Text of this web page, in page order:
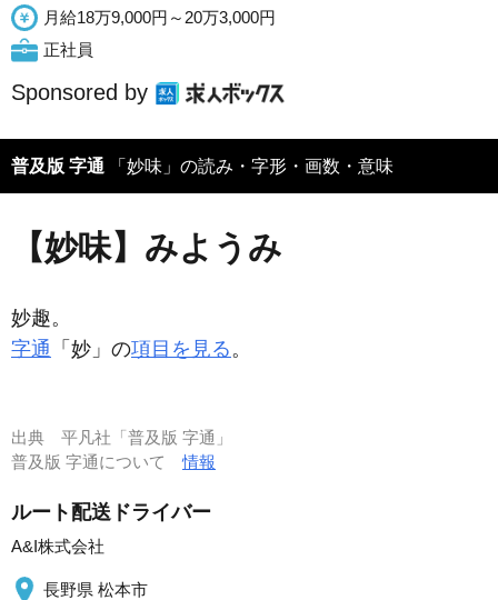
月給18万9,000円～20万3,000円
正社員
Sponsored by
普及版 字通 「妙味」の読み・字形・画数・意味
【妙味】みようみ
妙趣。
字通 「妙」の項目を見る。
出典 平凡社「普及版 字通」
普及版 字通について情報
ルート配送ドライバー
A&I株式会社
長野県 松本市